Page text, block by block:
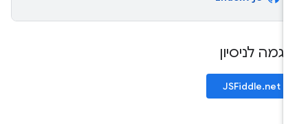
לניסיון
JSFiddle.net